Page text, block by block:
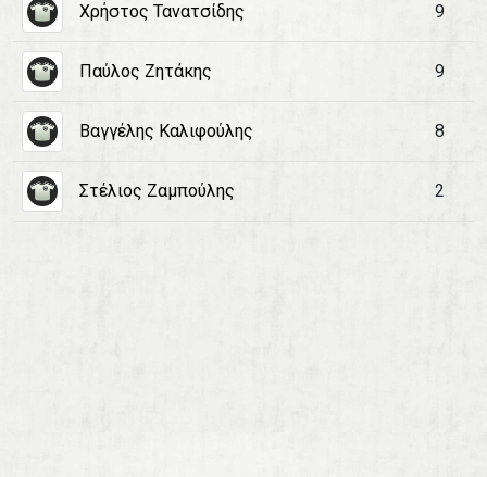
Χρήστος Τανατσίδης 9
Παύλος Ζητάκης 9
Βαγγέλης Καλιφούλης 8
Στέλιος Ζαμπούλης 2